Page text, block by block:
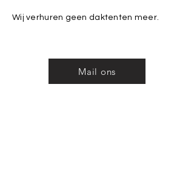
Wij verhuren geen daktenten meer.
Mail ons